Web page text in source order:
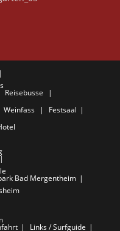
Reisebusse
Weinfass
Festsaal
Bad Mergentheim
Links / Surfguide